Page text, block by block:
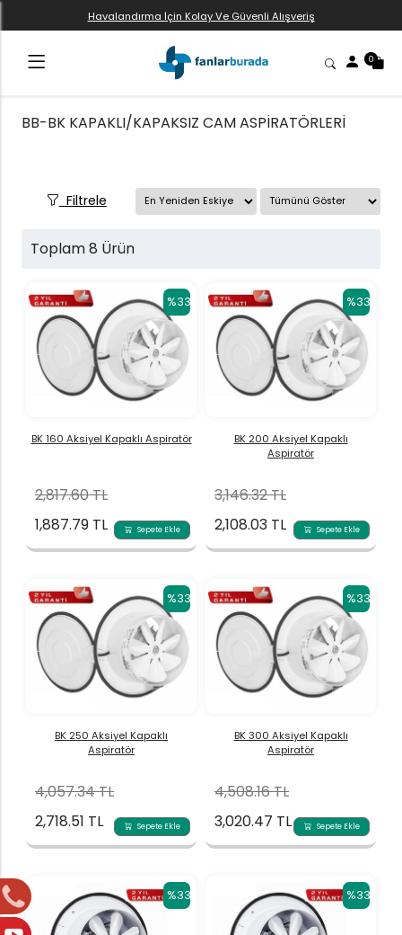
Havalandırma İçin Kolay Ve Güvenli Alışveriş
0
BB-BK KAPAKLI/KAPAKSIZ CAM ASPİRATÖRLERİ
Filtrele
Toplam 8 Ürün
%33
Sepete Ekle
BK 160 Aksiyel Kapaklı Aspiratör
2,817.60 TL
1,887.79 TL
%33
Sepete Ekle
BK 200 Aksiyel Kapaklı
Aspiratör
3,146.32 TL
2,108.03 TL
%33
Sepete Ekle
BK 250 Aksiyel Kapaklı
Aspiratör
4,057.34 TL
2,718.51 TL
%33
Sepete Ekle
BK 300 Aksiyel Kapaklı
Aspiratör
4,508.16 TL
3,020.47 TL
%33 %33